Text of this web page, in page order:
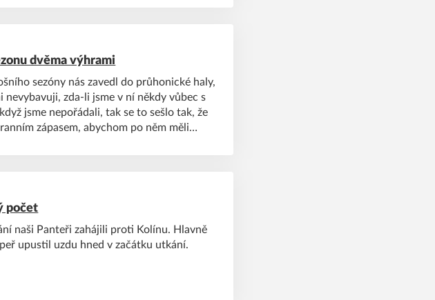
dvěma výhrami
sezóny nás zavedl do průhonické haly,
nevybavuji, zda-li jsme v ní někdy vůbec s
jsme nepořádali, tak se to sešlo tak, že
zápasem, abychom po něm měli
počet
naši Panteři zahájili proti Kolínu. Hlavně
upustil uzdu hned v začátku utkání.